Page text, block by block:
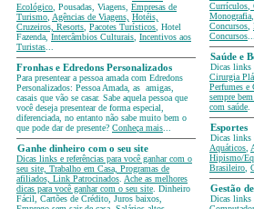
Ecológico , Pousadas, Viagens, Empresas de
Turismo Agências de Viagens, Hotéis,
Cruzeiros, Resorts Pacotes Turísticos , Hotel
Fazenda, Intercâmbios Culturais Incentivos aos
Turistas
Fronhas e Edredons Personalizados
Para presentear a pessoa amada com Edredons
Personalizados: Pessoa Amada, as amigas,
casais que vão se casar. Sabe aquela pessoa que
você deseja presentear de forma especial,
diferenciada, no entanto não sabe muito bem o
que pode dar de presente? Conheça mais
Ganhe dinheiro com o seu site
Dicas links e referências para você ganhar com o
seu site, Trabalho em Casa, Programas de
afiliados, Link Patrocinados Ache as melhores
dicas para você ganhar com o seu site . Dinheiro
Fácil, Cartões de Crédito, Juros baixos,
Currículos
Monografia
Concursos
Concursos
Saúde e
Dicas links
Cirurgia
Perfumes e
sempre
com saúde
Esportes
Dicas links
Aquáticos
Hipismo/
Brasileiro
Gestão
Dicas links